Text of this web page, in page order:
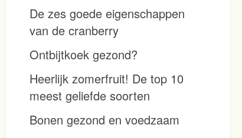
De zes goede eigenschappen
van de cranberry
Ontbijtkoek gezond?
Heerlijk zomerfruit! De top 10
meest geliefde soorten
Bonen gezond en voedzaam